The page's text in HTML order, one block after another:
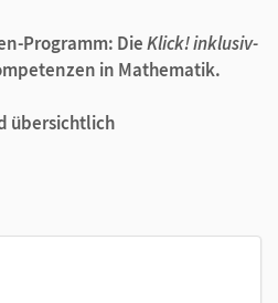
Programm: DieKlick! inklusiv-
in Mathematik.
übersichtlich